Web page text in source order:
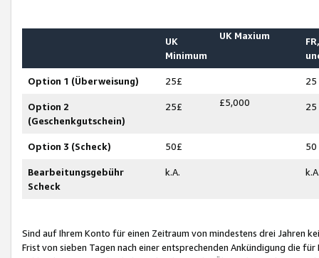
UK
Minimum
UK Maxium
Option 1 (Überweisung) 25£ 25
Option 2
(Geschenkgutschein)
25£ £5,000 25
Option 3 (Scheck) 50£ 50
Bearbeitungsgebühr
Scheck
k.A.
Sind auf Ihrem Konto für einen Zeitraum von mindestens drei Jahren
Frist von sieben Tagen nach einer entsprechenden Ankündigung die